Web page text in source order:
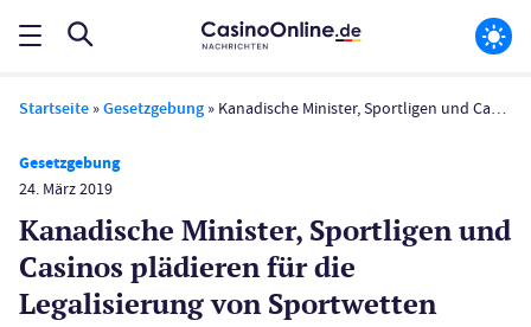
Startseite »Gesetzgebung » Kanadische Minister, Sportligen und Casinos plädieren für die Legalisierung von Sportwetten
Gesetzgebung
24. März 2019
Kanadische Minister, Sportligen und
Casinos plädieren für die
Legalisierung von Sportwetten